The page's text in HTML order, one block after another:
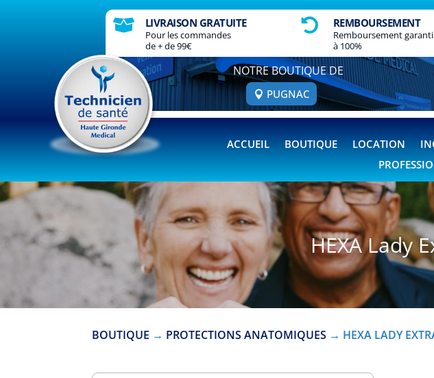
 LIVRAISON GRATUITE
Pour les commandes
de + de 99€
 REMBOURSEMENT
Remboursement garanti
à 100%
NOTRE BOUTIQUE DE
PUGNAC
ACCUEIL BOUTIQUE LOCATION
HEXA Lady
BOUTIQUE → PROTECTIONS ANATOMIQUES → HEXA LADY